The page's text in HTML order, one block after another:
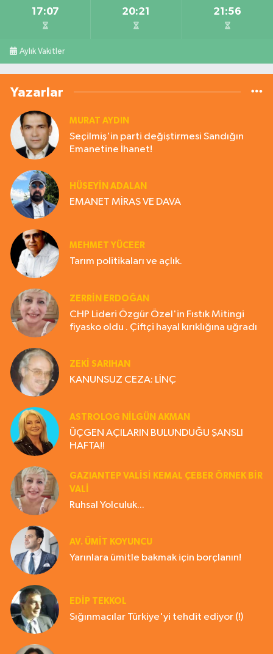
17:07 20:21 21:56
Aylık Vakitler
Yazarlar
MURAT AYDIN
Seçilmiş'in parti değiştirmesi Sandığın
Emanetine İhanet!
HÜSEYIN ADALAN
EMANET MİRAS VE DAVA
MEHMET YÜCEER
Tarım politikaları ve açlık.
ZERRIN ERDOĞAN
CHP Lideri Özgür Özel'in Fıstık Mitingi
fiyasko oldu . Çiftçi hayal kırıklığına uğradı
ZEKI SARIHAN
KANUNSUZ CEZA: LİNÇ
ASTROLOG NILGÜN AKMAN
ÜÇGEN AÇILARIN BULUNDUĞU ŞANSLI
HAFTA!!
GAZIANTEP VALISI KEMAL ÇEBER ÖRNEK BİR
VALİ
Ruhsal Yolculuk...
AV. ÜMIT KOYUNCU
Yarınlara ümitle bakmak için borçlanın!
EDIP TEKKOL
Sığınmacılar Türkiye'yi tehdit ediyor (!)